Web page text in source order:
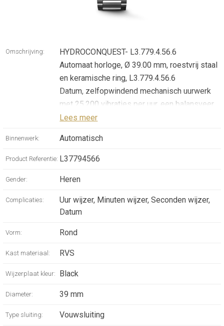
Omschrijving:
HYDROCONQUEST- L3.779.4.56.6
Automaat horloge, Ø 39.00 mm, roestvrij staal
en keramische ring, L3.779.4.56.6
Datum, zelfopwindend mechanisch uurwerk
met 25.200 vibraties per uur, een balansveer
van monokristallijn silicium en een
Geschroefde kroon unidirectioneel draaiende
bezel, tot 30 bar, krasbestendig saffierglas
coating aan beide zijden.
Zwart gepolijst wijzerplaat, zwitsers super-
luminova®.
veiligheidsvouwsluiting met micro-
aanpassingssysteem.
Lees meer
Binnenwerk: Automatisch
Product Referentie: L37794566
Gender: Heren
Complicaties:
Uur wijzer, Minuten wijzer, Seconden wijzer,
Datum
Vorm: Rond
Kast materiaal: RVS
Wijzerplaat kleur: Black
Diameter: 39 mm
Type sluiting: Vouwsluiting